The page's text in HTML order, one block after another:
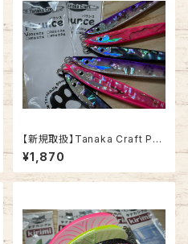
【新規取扱】Tanaka Craft Po
unce シェル 20g/32g -パウン
ス シェル-
¥1,870